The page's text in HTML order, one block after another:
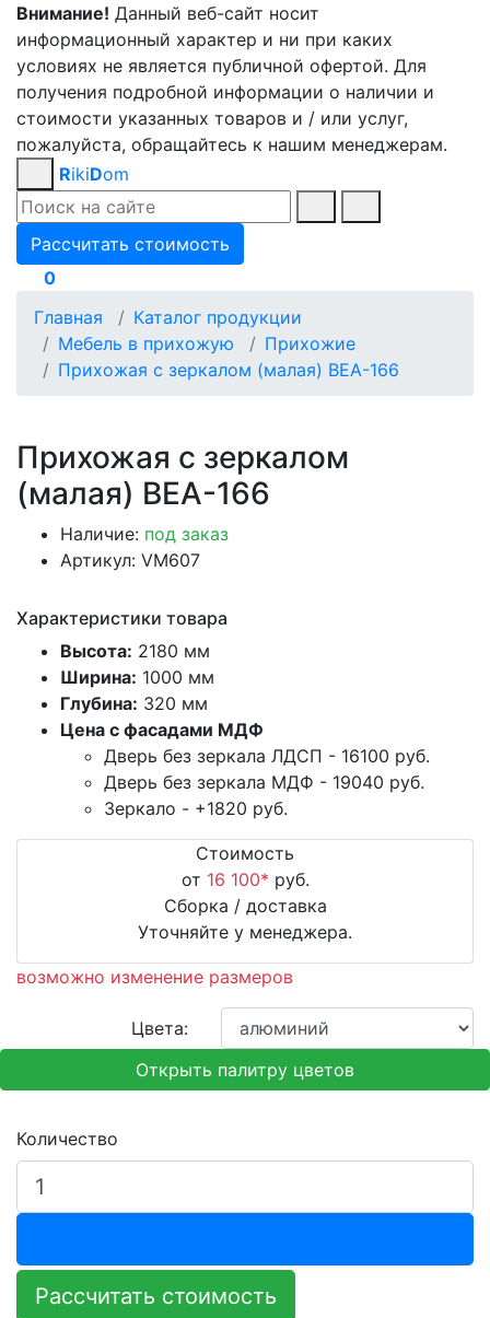
Внимание! Данный веб-сайт носит
информационный характер и ни при каких
условиях не является публичной офертой. Для
получения подробной информации о наличии и
стоимости указанных товаров и / или услуг,
пожалуйста, обращайтесь к нашим менеджерам.
RikiDom
Рассчитать стоимость
0
Главная
Каталог продукции
Мебель в прихожую
Прихожие
Прихожая с зеркалом (малая) ВЕА-166
Прихожая с зеркалом
(малая) ВЕА-166
Наличие: под заказ
Артикул: VM607
Характеристики товара
Высота: 2180 мм
Ширина: 1000 мм
Глубина: 320 мм
Цена с фасадами МДФ
Дверь без зеркала ЛДСП - 16100 руб.
Дверь без зеркала МДФ - 19040 руб.
Зеркало - +1820 руб.
Стоимость
от 16 100* руб.
Сборка / доставка
Уточняйте у менеджера.
возможно изменение размеров
Цвета:
Открыть палитру цветов
Количество
Рассчитать стоимость